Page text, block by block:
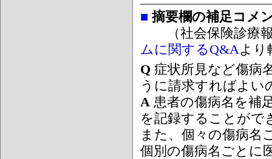
■ 摘要欄の補足コメ
（社会保険診療報
ムに関するQ&Aより
Q 症状所見など傷病
うに請求すればよい
A 患者の傷病名を補
を記録することがで
また、個々の傷病名
個別の傷病名ごとに